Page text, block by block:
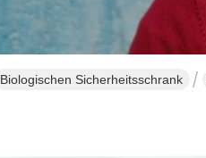
Biologischen Sicherheitsschrank